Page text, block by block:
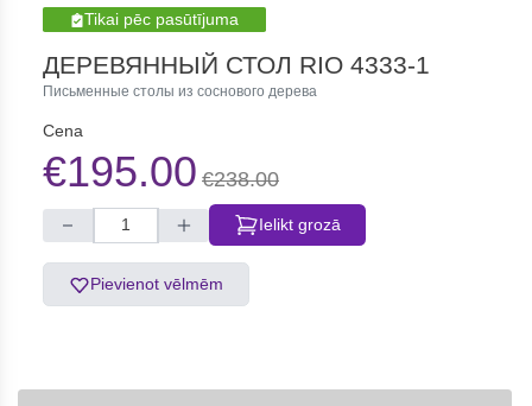
Tikai pēc pasūtījuma
ДЕРЕВЯННЫЙ СТОЛ RIO 4333-1
Письменные столы из соснового дерева
Cena
€195.00 €238.00
Ielikt grozā
Pievienot vēlmēm